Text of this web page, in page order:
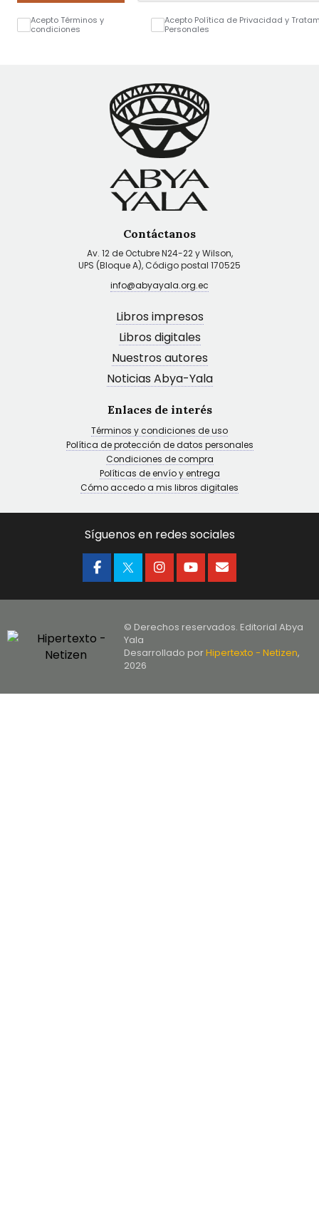
Acepto Términos y
condiciones
Acepto Política de Privacidad y
Personales
Contáctanos
Av. 12 de Octubre N24-22 y Wilson,
UPS (Bloque A), Código postal 170525
info@abyayala.org.ec
Libros impresos
Libros digitales
Nuestros autores
Noticias Abya-Yala
Enlaces de interés
Términos y condiciones de uso
Política de protección de datos personales
Condiciones de compra
Políticas de envío y entrega
Cómo accedo a mis libros digitales
Síguenos en redes sociales
© Derechos reservados. Editorial Abya
Yala
Desarrollado porHipertexto - Netizen,
2026